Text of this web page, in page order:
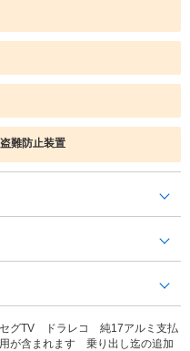
盗難防止装置
グTV ドラレコ 純17アルミ支払
が含まれます 乗り出し迄の追加